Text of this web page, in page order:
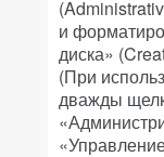
и
диска»
(При
дважды